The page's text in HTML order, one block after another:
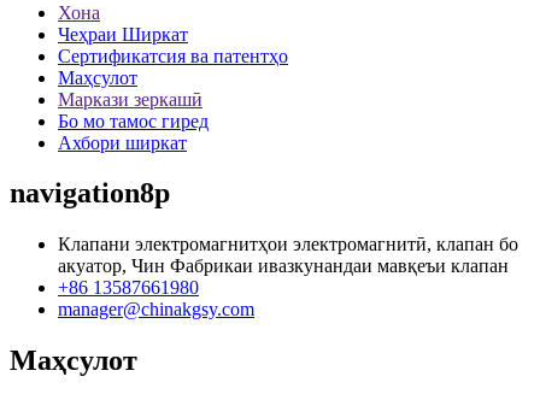
Хона
Чеҳраи Ширкат
Сертификатсия ва патентҳо
Маҳсулот
Маркази зеркашӣ
Бо мо тамос гиред
Ахбори ширкат
navigation8p
Клапани электромагнитҳои электромагнитӣ, клапан бо
акуатор, Чин Фабрикаи ивазкунандаи мавқеъи клапан
+86 13587661980
manager@chinakgsy.com
Маҳсулот